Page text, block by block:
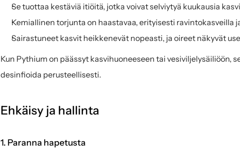
Se tuottaa kestäviä itiöitä, jotka voivat selviytyä kuukausia
Kemiallinen torjunta on haastavaa, erityisesti ravintokasveilla
Sairastuneet kasvit heikkenevät nopeasti, ja oireet näkyvät
Kun Pythium on päässyt kasvihuoneeseen tai vesiviljelysäiliöön,
desinfioida perusteellisesti.
Ehkäisy ja hallinta
1. Paranna hapetusta